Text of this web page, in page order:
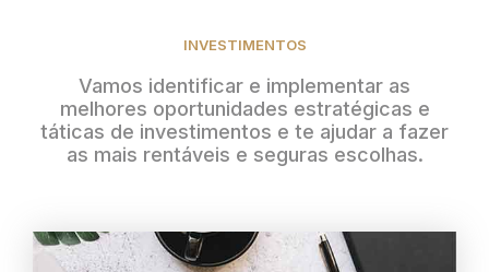
INVESTIMENTOS
Vamos identificar e implementar as
melhores oportunidades estratégicas e
táticas de investimentos e te ajudar a fazer
as mais rentáveis e seguras escolhas.